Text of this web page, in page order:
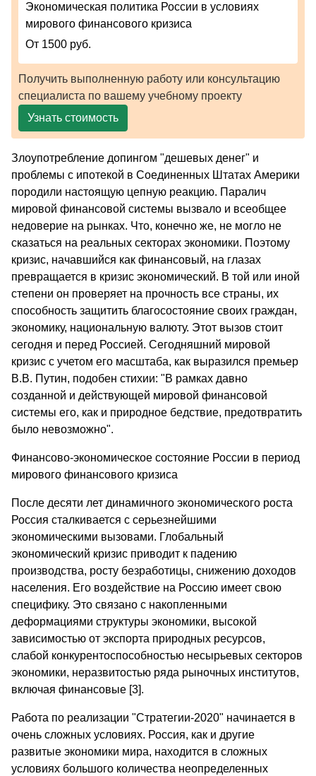
Экономическая политика России в условиях
мирового финансового кризиса
От 1500 руб.
Получить выполненную работу или консультацию
специалиста по вашему учебному проекту
Узнать стоимость
Злоупотребление допингом "дешевых денег" и
проблемы с ипотекой в Соединенных Штатах Америки
породили настоящую цепную реакцию. Паралич
мировой финансовой системы вызвало и всеобщее
недоверие на рынках. Что, конечно же, не могло не
сказаться на реальных секторах экономики. Поэтому
кризис, начавшийся как финансовый, на глазах
превращается в кризис экономический. В той или иной
степени он проверяет на прочность все страны, их
способность защитить благосостояние своих граждан,
экономику, национальную валюту. Этот вызов стоит
сегодня и перед Россией. Сегодняшний мировой
кризис с учетом его масштаба, как выразился премьер
В.В. Путин, подобен стихии: "В рамках давно
созданной и действующей мировой финансовой
системы его, как и природное бедствие, предотвратить
было невозможно".
Финансово-экономическое состояние России в период
мирового финансового кризиса
После десяти лет динамичного экономического роста
Россия сталкивается с серьезнейшими
экономическими вызовами. Глобальный
экономический кризис приводит к падению
производства, росту безработицы, снижению доходов
населения. Его воздействие на Россию имеет свою
специфику. Это связано с накопленными
деформациями структуры экономики, высокой
зависимостью от экспорта природных ресурсов,
слабой конкурентоспособностью несырьевых секторов
экономики, неразвитостью ряда рыночных институтов,
включая финансовые [3].
Работа по реализации "Стратегии-2020" начинается в
очень сложных условиях. Россия, как и другие
развитые экономики мира, находится в сложных
условиях большого количества неопределенных